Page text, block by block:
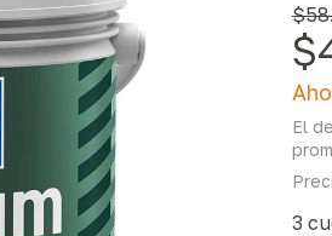
El
3